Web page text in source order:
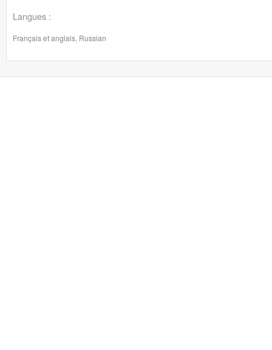
Langues :
Français et anglais, Russian